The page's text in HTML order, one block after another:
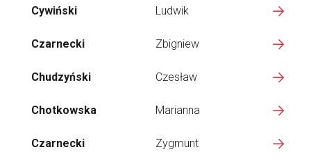
Cywiński Ludwik
Czarnecki Zbigniew
Chudzyński Czesław
Chotkowska Marianna
Czarnecki Zygmunt